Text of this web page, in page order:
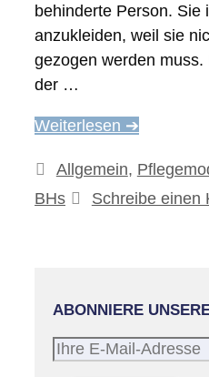
behinderte Person. Sie
anzukleiden, weil sie
gezogen werden
der …
Weiterlesen ➔
Kategorien
Allgemein,
BHs
Schreibe einen
ABONNIERE
Ihre